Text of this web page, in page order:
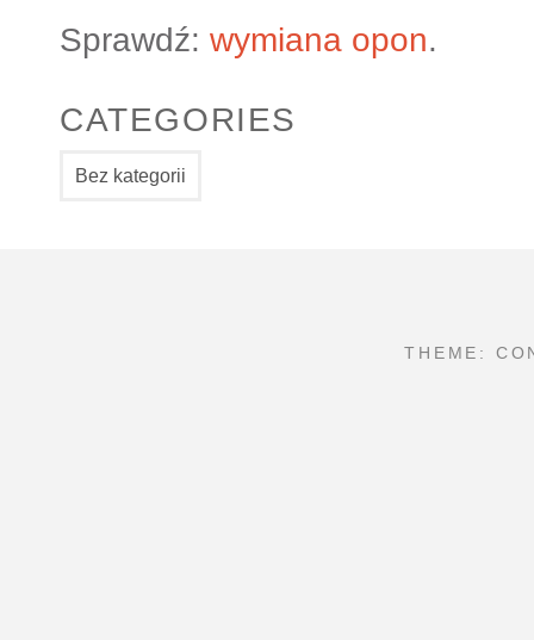
Sprawdź: wymiana opon.
CATEGORIES
Bez kategorii
THEME: